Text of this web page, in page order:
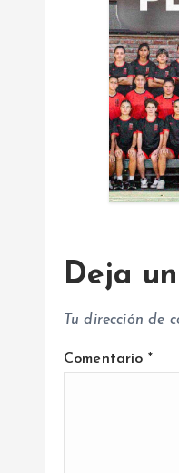
a
d
a
Deja
Tu dirección de
Comentario *